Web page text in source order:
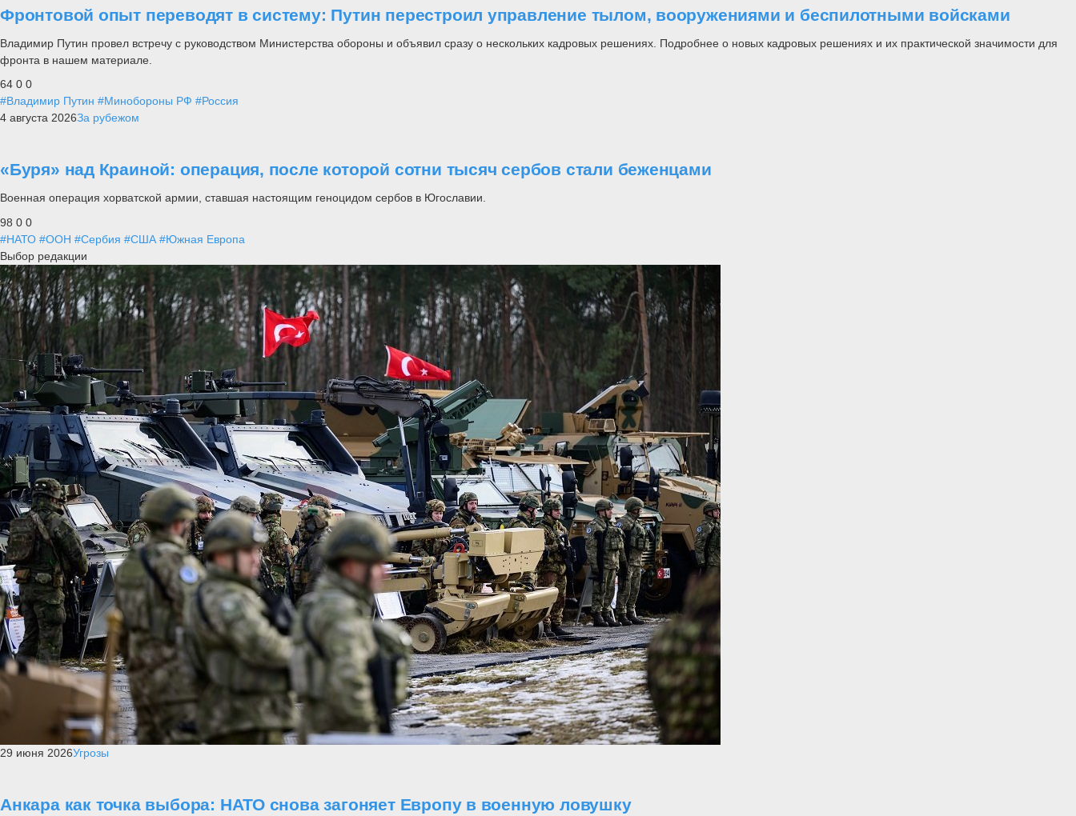
Фронтовой опыт переводят в систему: Путин перестроил управление тылом, вооружениями и беспилотными войсками
Владимир Путин провел встречу с руководством Министерства обороны и объявил сразу о нескольких кадровых решениях. Подробнее о новых кадровых решениях и их практической значимости для
фронта в нашем материале.
64 0 0
#Владимир Путин #Минобороны РФ #Россия
4 августа 2026За рубежом
«Буря» над Краиной: операция, после которой сотни тысяч сербов стали беженцами
Военная операция хорватской армии, ставшая настоящим геноцидом сербов в Югославии.
98 0 0
#НАТО #ООН #Сербия #США #Южная Европа
Выбор редакции
29 июня 2026Угрозы
Анкара как точка выбора: НАТО снова загоняет Европу в военную ловушку